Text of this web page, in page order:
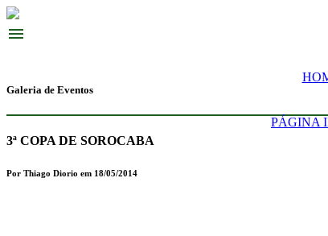
menu
PÁGINA
Galeria de Eventos
3ª COPA DE SOROCABA
Por Thiago Diorio em 18/05/2014